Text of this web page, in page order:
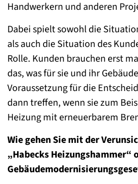
Handwerkern und anderen
Dabei spielt sowohl die
als auch die Situation des
Rolle. Kunden brauchen erst
das, was für sie und ihr
Voraussetzung für die
dann treffen, wenn sie zum
Heizung mit erneuerbarem
Wie gehen Sie mit der
„Habecks Heizungshammer“